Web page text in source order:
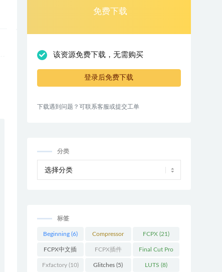
免费下载
该资源免费下载，无需购买
登录后免费下载
下载遇到问题？可联系客服或提交工单
分类
标签
Beginning(6) Compressor
(9)
FCPX (21)
FCPX中文插
件(26)
FCPX插件
(109)
Final Cut Pro
(13)
Fxfactory(10) Glitches (5) LUTS (8)